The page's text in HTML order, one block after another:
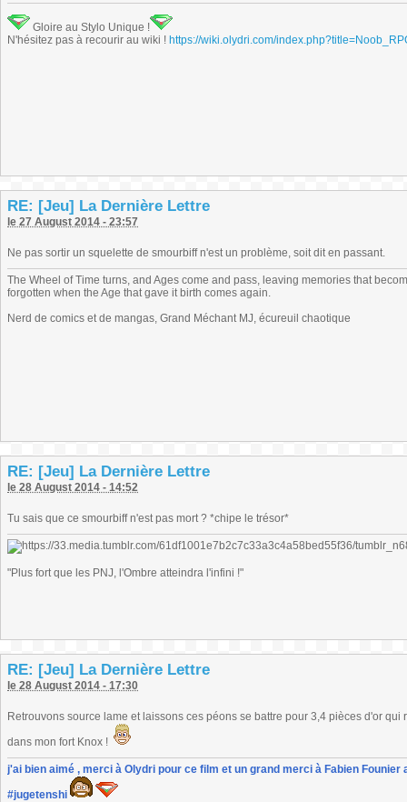
Gloire au Stylo Unique !
N'hésitez pas à recourir au wiki ! https://wiki.olydri.com/
RE: [Jeu] La Dernière Lettre
le 27 August 2014 - 23:57
Ne pas sortir un squelette de smourbiff n'est un problème, soit dit en passant.
The Wheel of Time turns, and Ages come and pass, leaving memories that
forgotten when the Age that gave it birth comes again.
Nerd de comics et de mangas, Grand Méchant MJ, écureuil chaotique
RE: [Jeu] La Dernière Lettre
le 28 August 2014 - 14:52
Tu sais que ce smourbiff n'est pas mort ? *chipe le trésor*
"Plus fort que les PNJ, l'Ombre atteindra l'infini !"
RE: [Jeu] La Dernière Lettre
le 28 August 2014 - 17:30
Retrouvons source lame et laissons ces péons se battre pour 3,4 pièces d'or
dans mon fort Knox !
j'ai bien aimé , merci à Olydri pour ce film et un grand merci à Fabien
#jugetenshi